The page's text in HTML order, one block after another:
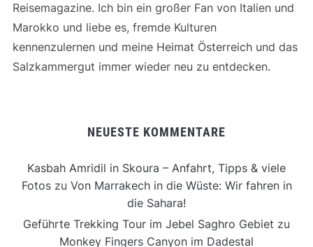
Reisemagazine. Ich bin ein großer Fan von Italien und
Marokko und liebe es, fremde Kulturen
kennenzulernen und meine Heimat Österreich und das
Salzkammergut immer wieder neu zu entdecken.
NEUESTE KOMMENTARE
Kasbah Amridil in Skoura – Anfahrt, Tipps & viele
Fotoszu Von Marrakech in die Wüste: Wir fahren in
die Sahara!
Geführte Trekking Tour im Jebel Saghro Gebiet zu
Monkey Fingers Canyon im Dadestal